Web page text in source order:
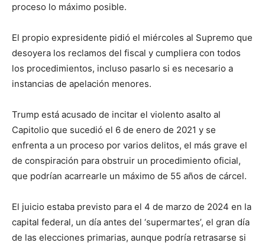
proceso lo máximo posible.
El propio expresidente pidió el miércoles al Supremo que
desoyera los reclamos del fiscal y cumpliera con todos
los procedimientos, incluso pasarlo si es necesario a
instancias de apelación menores.
Trump está acusado de incitar el violento asalto al
Capitolio que sucedió el 6 de enero de 2021 y se
enfrenta a un proceso por varios delitos, el más grave el
de conspiración para obstruir un procedimiento oficial,
que podrían acarrearle un máximo de 55 años de cárcel.
El juicio estaba previsto para el 4 de marzo de 2024 en la
capital federal, un día antes del ‘supermartes’, el gran día
de las elecciones primarias, aunque podría retrasarse si